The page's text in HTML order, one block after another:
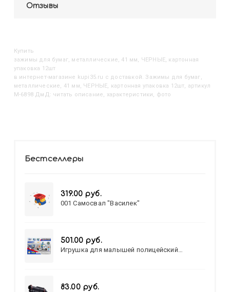
Отзывы
Купить
Зажимы для бумаг, металлические, 41 мм, ЧЕРНЫЕ, картонная
упаковка 12шт
в интернет-магазине kupi35.ru с доставкой. Зажимы для бумаг,
металлические, 41 мм, ЧЕРНЫЕ, картонная упаковка 12шт, артикул
M-6898 ДмД: читать описание, характеристики, фото
Бестселлеры
319.00 руб.
001 Самосвал "Василек"
501.00 руб.
Игрушка для малышей полицейский
83.00 руб.